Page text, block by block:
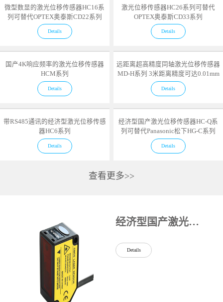
微型数显的激光位移传感器HC16系
列可替代OPTEX奥泰斯CD22系列
Details
激光位移传感器HC26系列可替代
OPTEX奥泰斯CD33系列
Details
国产4K响应频率的激光位移传感器
HCM系列
Details
远距离超高精度同轴激光位移传感器
MD-H系列 3米距离精度可达0.01mm
Details
带RS485通讯的经济型激光位移传感
器HC6系列
Details
经济型国产激光位移传感器HC-Q系
列可替代Panasonic松下HG-C系列
Details
查看更多>>
经济型国产激光位移传感器HC-Q系列可替代Panasonic松下HG-C系列
Details